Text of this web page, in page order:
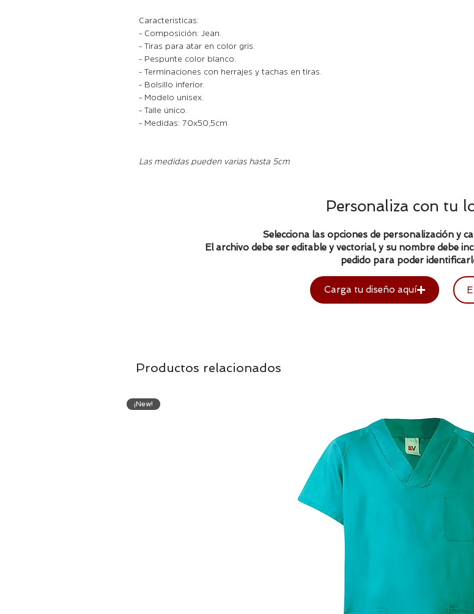
Características:
- Composición: Jean.
- Tiras para atar en color gris.
- Pespunte color blanco.
- Terminaciones con herrajes y tachas en tiras.
- Bolsillo inferior.
- Modelo unisex.
- Talle único.
- Medidas: 70x50,5cm
Las medidas pueden varias hasta 5cm
Personaliza con tu
Selecciona las opciones de personalización y
El archivo debe ser editable y vectorial, y su nombre debe
pedido para poder
Carga tu diseño aquí
Productos relacionados
¡New!